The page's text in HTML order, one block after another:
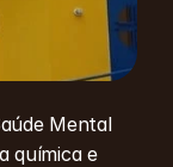
Mental
química e